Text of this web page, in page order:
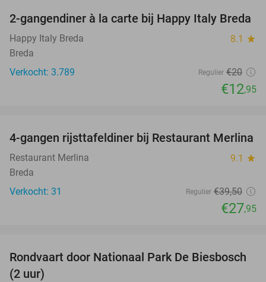
35%
2-gangendiner à la carte bij Happy Italy Breda
Happy Italy Breda 8.1 star
Breda
Verkocht: 3.789
Regulier €20
€12,95
29%
4-gangen rijsttafeldiner bij Restaurant Merlina
Restaurant Merlina 9.1 star
Breda
Verkocht: 31
Regulier €39,50
€27,95
21%
Rondvaart door Nationaal Park De Biesbosch
(2 uur)